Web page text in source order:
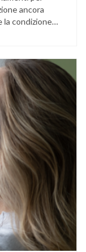
ancora
la condizione